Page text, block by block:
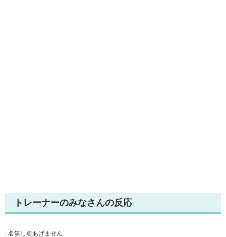
トレーナーのみなさんの反応
: 名無し＠あげません